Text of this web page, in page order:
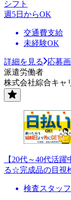
シフト
週5日からOK
交通費支給
未経験OK
詳細を見る
応募
派遣労働者
株式会社綜合キャ
【20代～40代活
る☆完成品の目視
検査スタッフ